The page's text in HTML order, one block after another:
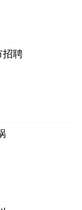
招聘